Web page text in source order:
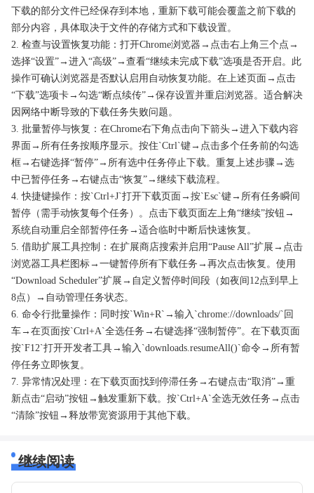
下载的部分文件已经保存到本地，重新下载可能会覆盖之前下载的
部分内容，具体取决于文件的存储方式和下载设置。
2. 检查与设置恢复功能：打开Chrome浏览器→点击右上角三个点→
选择“设置”→进入“高级”→查看“继续未完成下载”选项是否开启。此
操作可确认浏览器是否默认启用自动恢复功能。在上述页面→点击
“下载”选项卡→勾选“断点续传”→保存设置并重启浏览器。适合解决
因网络中断导致的下载任务失败问题。
3. 批量暂停与恢复：在Chrome右下角点击向下箭头→进入下载内容
界面→所有任务按顺序显示。按住`Ctrl`键→点击多个任务前的勾选
框→右键选择“暂停”→所有选中任务停止下载。重复上述步骤→选
中已暂停任务→右键点击“恢复”→继续下载流程。
4. 快捷键操作：按`Ctrl+J`打开下载页面→按`Esc`键→所有任务瞬间
暂停（需手动恢复每个任务）。点击下载页面左上角“继续”按钮→
系统自动重启全部暂停任务→适合临时中断后快速恢复。
5. 借助扩展工具控制：在扩展商店搜索并启用“Pause All”扩展→点击
浏览器工具栏图标→一键暂停所有下载任务→再次点击恢复。使用
“Download Scheduler”扩展→自定义暂停时间段（如夜间12点到早上
8点）→自动管理任务状态。
6. 命令行批量操作：同时按`Win+R`→输入`chrome://downloads/`回
车→在页面按`Ctrl+A`全选任务→右键选择“强制暂停”。在下载页面
按`F12`打开开发者工具→输入`downloads.resumeAll()`命令→所有暂
停任务立即恢复。
7. 异常情况处理：在下载页面找到停滞任务→右键点击“取消”→重
新点击“启动”按钮→触发重新下载。按`Ctrl+A`全选无效任务→点击
“清除”按钮→释放带宽资源用于其他下载。
继续阅读